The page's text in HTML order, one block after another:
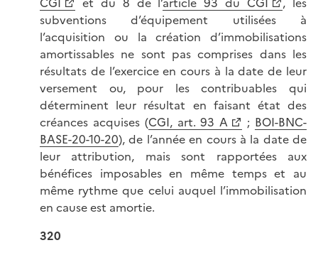
subventions d’équipement utilisées à
l’acquisition ou la création d’immobilisations
amortissables ne sont pas comprises dans les
résultats de l’exercice en cours à la date de leur
versement ou, pour les contribuables qui
déterminent leur résultat en faisant état des
créances acquises (CGI, art. 93 A ; BOI-BNC-
BASE-20-10-20), de l’année en cours à la date de
leur attribution, mais sont rapportées aux
bénéfices imposables en même temps et au
même rythme que celui auquel l’immobilisation
en cause est amortie.
320